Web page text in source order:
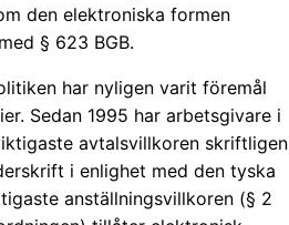
den elektroniska formen
§ 623 BGB.
har nyligen varit föremål
Sedan 1995 har arbetsgivare i
avtalsvillkoren skriftligen
i enlighet med den tyska
anställningsvillkoren (§ 2